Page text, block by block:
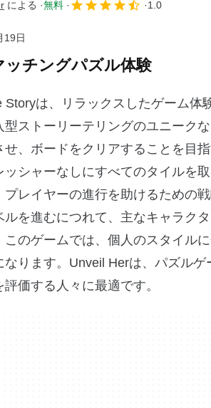
による 無料 1.0
19日
ッチングパズル体験
Storyは、リラックスしたゲーム
型ストーリーテリングのユニーク
せ、ボードをクリアすることを目
シャーなしにすべてのタイルを
プレイヤーの進行を助けるための
を進むにつれて、主なキャラク
このゲームでは、個人のスタイル
なります。Unveil Herは、パズル
価する人々に最適です。